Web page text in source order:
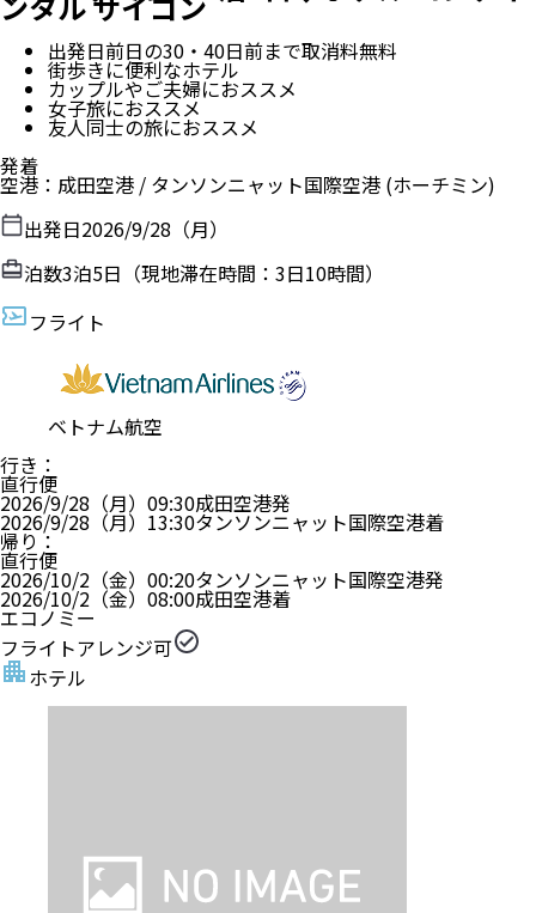
出発日前日の30・40日前まで取消料無料
街歩きに便利なホテル
カップルやご夫婦におススメ
女子旅におススメ
友人同士の旅におススメ
発着
空港 ： 成田空港 / タンソンニャット国際空港 (ホーチミン)
出発日2026/9/28（月）
泊数3泊5日（現地滞在時間： 3日10時間）
フライト
ベトナム航空
行き ：
直行便
2026/9/28（月） 09:30成田空港発
2026/9/28（月） 13:30タンソンニャット国際空港着
帰り ：
直行便
2026/10/2（金） 00:20タンソンニャット国際空港発
2026/10/2（金） 08:00成田空港着
エコノミー
フライトアレンジ可
ホテル